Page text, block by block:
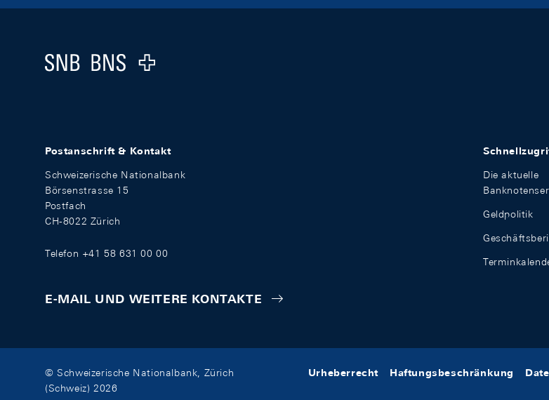
Logo
Postanschrift & Kontakt
Schweizerische Nationalbank
Börsenstrasse 15
Postfach
CH-8022 Zürich
Telefon +41 58 631 00 00
E-MAIL UND WEITERE KONTAKTE
Die aktuelle
Geldpolitik
© Schweizerische Nationalbank, Zürich
(Schweiz) 2026
Urheberrecht Haftungsbeschränkung